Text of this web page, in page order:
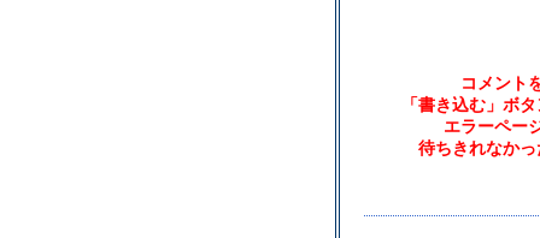
コメント
「書き込む」ボ
エラーペー
待ちきれなか